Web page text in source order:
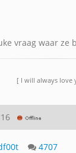
vraag waar ze
[ I will always love
4707